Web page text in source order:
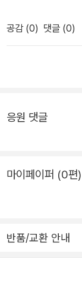
의 주인공도 받아
엄마의 반응이 무서
돌아보며 엄마가 이
된다. 엄마품에 안
것들이나 좋지 않은
보니, 나중에 커서
라. 부모가 되어보
것은 아닐까 하는
이 순간의 아이의
수는 없다는 것을
야한다. 우리 뇌는
공감 (0) 댓글 (0)
응원 댓글
마이페이퍼 (0편)
반품/교환 안내